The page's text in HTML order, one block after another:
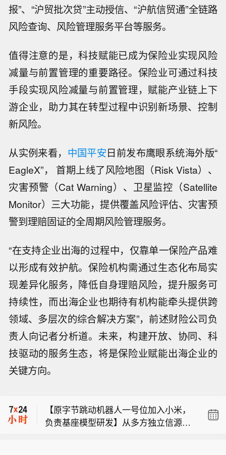
报”、“沪贸批次贷”主动授信、“沪航信贸通”全链路
风险查询、风险管理服务平台等服务。
值得注意的是，科技赋能已成为保险业实现风险
减量与前置管理的重要路径。保险业可通过科技
手段实现风险减量与前置管理，赋能产业链上下
游企业，助力其在转型过程中识别新场景、控制
新风险。
从实例来看， 中国平安日前发布鹰眼系统海外版“
EagleX”， 首期上线了风险地图（Risk Vista）、
灾害预警（Cat Warning）、卫星监控（Satellite
Monitor）三大功能，提供覆盖风险评估、灾害预
警到理赔固证的全周期风险管理服务。
“在支持企业出海的过程中，仅靠单一保险产品难
以形成有效护航。保险机构需通过生态化布局实
现差异化服务，降低自身理赔风险，提升服务可
持续性，而出海企业也期待有机构能牵头提供跨
领域、多层次的综合解决方案”，前述财险公司负
责人向记者分析道。未来，构建开放、协同、科
技驱动的服务生态，将是保险业赋能出海企业的
关键方向。
布伦特原油暗盘突破83美元，日内涨超
1.2%。
【原字节跳动机器人一号位加入小米，
负责基座模型研发】从多方独立信源处